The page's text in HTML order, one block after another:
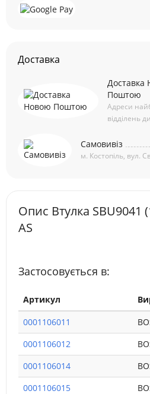
Доставка
Доставка
Поштою
Адреси
відділень
Самовивіз
м. Костопіль, вул.
Опис Втулка SBU9041
AS
Застосовується в:
Артикул
0001106011
0001106012
0001106014
0001106015